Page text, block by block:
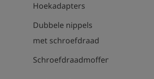
Hoekadapters
Dubbele nippels
met schroefdraad
Schroefdraadmoffen